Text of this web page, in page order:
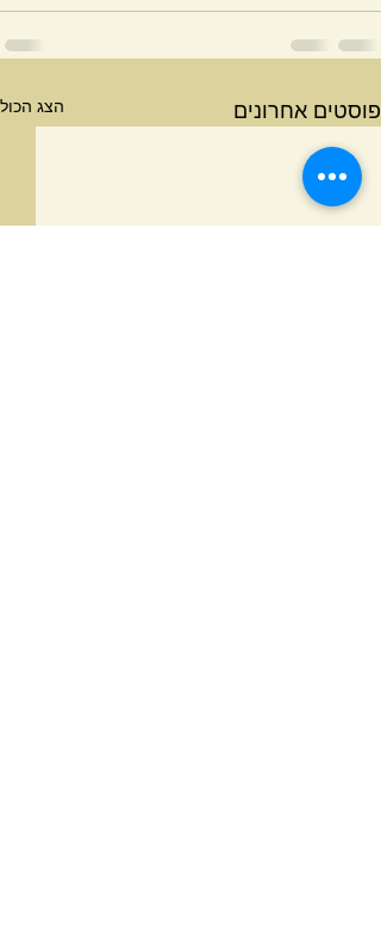
פוסטים אחרונים הצג הכול